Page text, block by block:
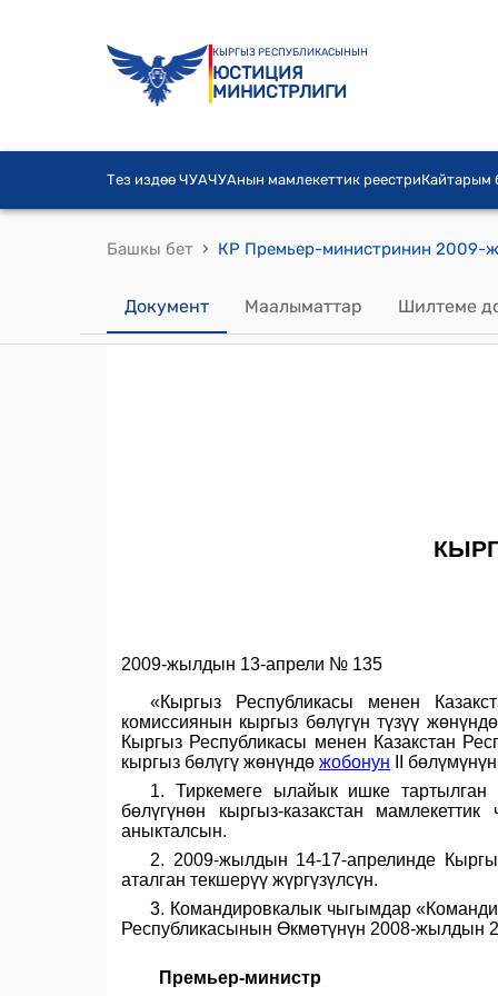
КЫРГЫЗ РЕСПУБЛИКАСЫНЫН
ЮСТИЦИЯ
МИНИСТРЛИГИ
Тез издөө ЧУАЧУАнын мамлекеттик реестриКайтарым
Башкы бет ›
Документ Маалыматтар Шилтеме